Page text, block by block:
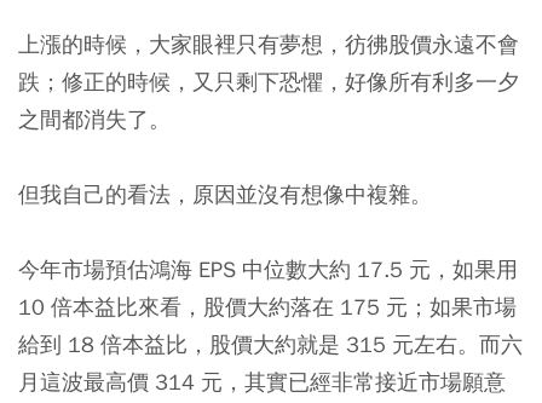
上漲的時候，大家眼裡只有夢想，彷彿股價永遠不會
跌；修正的時候，又只剩下恐懼，好像所有利多一夕
之間都消失了。
但我自己的看法，原因並沒有想像中複雜。
今年市場預估鴻海 EPS 中位數大約 17.5 元，如果用
10 倍本益比來看，股價大約落在 175 元；如果市場
給到 18 倍本益比，股價大約就是 315 元左右。而六
月這波最高價 314 元，其實已經非常接近市場願意